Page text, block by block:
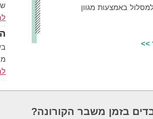
באמצעות מגוון
>>
בזמן משבר הקורונה?